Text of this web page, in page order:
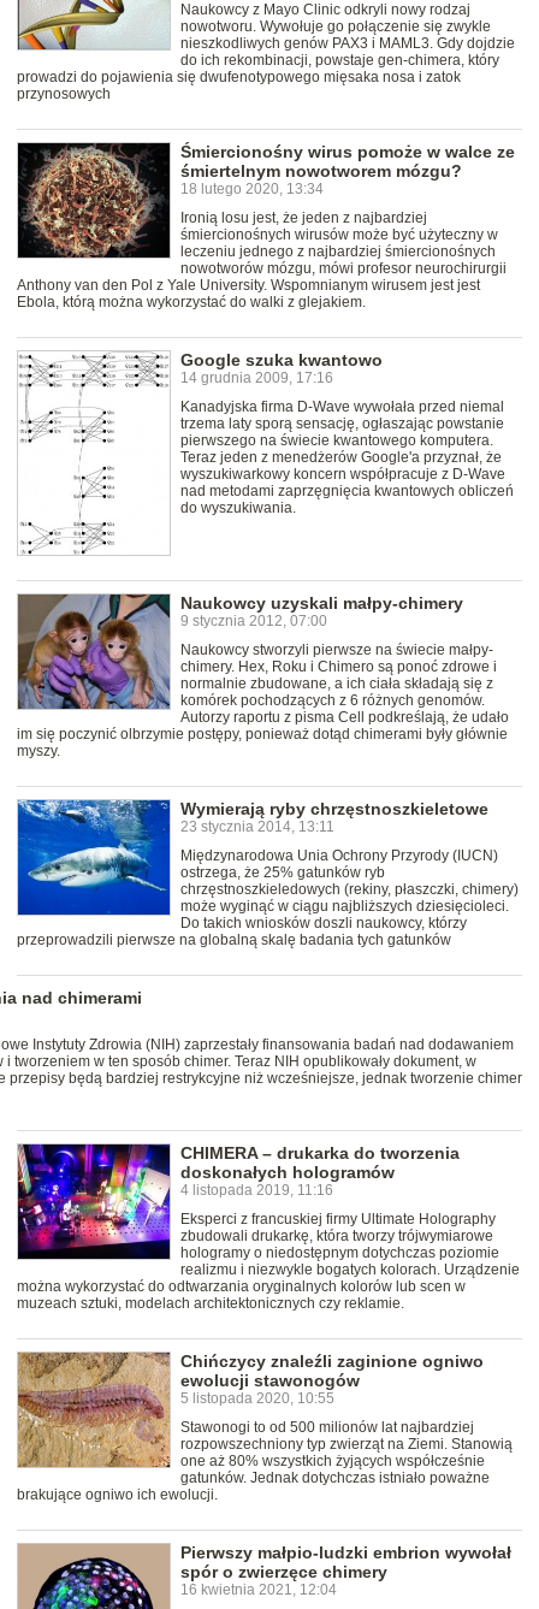
Naukowcy z Mayo Clinic odkryli nowy rodzaj
nowotworu. Wywołuje go połączenie się zwykle
nieszkodliwych genów PAX3 i MAML3. Gdy dojdzie
do ich rekombinacji, powstaje gen-chimera, który
prowadzi do pojawienia się dwufenotypowego mięsaka nosa i zatok
przynosowych
Śmiercionośny wirus pomoże w walce ze
śmiertelnym nowotworem mózgu?
18 lutego 2020, 13:34
Ironią losu jest, że jeden z najbardziej
śmiercionośnych wirusów może być użyteczny w
leczeniu jednego z najbardziej śmiercionośnych
nowotworów mózgu, mówi profesor neurochirurgii
Anthony van den Pol z Yale University. Wspomnianym wirusem jest jest
Ebola, którą można wykorzystać do walki z glejakiem.
Google szuka kwantowo
14 grudnia 2009, 17:16
Kanadyjska firma D-Wave wywołała przed niemal
trzema laty sporą sensację, ogłaszając powstanie
pierwszego na świecie kwantowego komputera.
Teraz jeden z menedżerów Google'a przyznał, że
wyszukiwarkowy koncern współpracuje z D-Wave
nad metodami zaprzęgnięcia kwantowych obliczeń
do wyszukiwania.
Naukowcy uzyskali małpy-chimery
9 stycznia 2012, 07:00
Naukowcy stworzyli pierwsze na świecie małpy-
chimery. Hex, Roku i Chimero są ponoć zdrowe i
normalnie zbudowane, a ich ciała składają się z
komórek pochodzących z 6 różnych genomów.
Autorzy raportu z pisma Cell podkreślają, że udało
im się poczynić olbrzymie postępy, ponieważ dotąd chimerami były głównie
myszy.
Wymierają ryby chrzęstnoszkieletowe
23 stycznia 2014, 13:11
Międzynarodowa Unia Ochrony Przyrody (IUCN)
ostrzega, że 25% gatunków ryb
chrzęstnoszkieledowych (rekiny, płaszczki, chimery)
może wyginąć w ciągu najbliższych dziesięcioleci.
Do takich wniosków doszli naukowcy, którzy
przeprowadzili pierwsze na globalną skalę badania tych gatunków
nad chimerami
Instytuty Zdrowia (NIH) zaprzestały finansowania badań nad dodawaniem
tworzeniem w ten sposób chimer. Teraz NIH opublikowały dokument, w
będą bardziej restrykcyjne niż wcześniejsze, jednak tworzenie chimer
CHIMERA – drukarka do tworzenia
doskonałych hologramów
4 listopada 2019, 11:16
Eksperci z francuskiej firmy Ultimate Holography
zbudowali drukarkę, która tworzy trójwymiarowe
hologramy o niedostępnym dotychczas poziomie
realizmu i niezwykle bogatych kolorach. Urządzenie
można wykorzystać do odtwarzania oryginalnych kolorów lub scen w
muzeach sztuki, modelach architektonicznych czy reklamie.
Chińczycy znaleźli zaginione ogniwo
ewolucji stawonogów
5 listopada 2020, 10:55
Stawonogi to od 500 milionów lat najbardziej
rozpowszechniony typ zwierząt na Ziemi. Stanowią
one aż 80% wszystkich żyjących współcześnie
gatunków. Jednak dotychczas istniało poważne
brakujące ogniwo ich ewolucji.
Pierwszy małpio-ludzki embrion wywołał
spór o zwierzęce chimery
16 kwietnia 2021, 12:04